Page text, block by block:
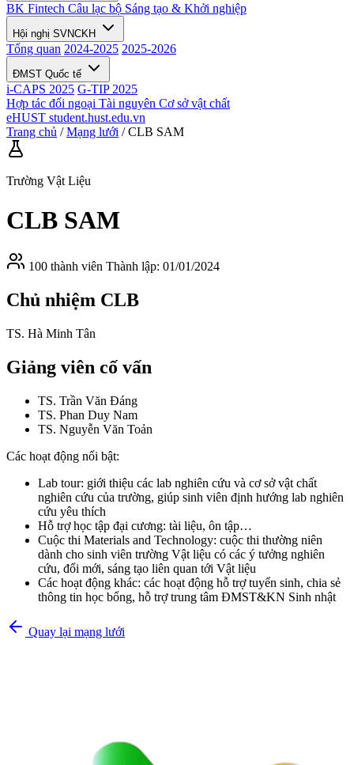
BK Fintech Câu lạc bộ Sáng tạo & Khởi nghiệp
Hội nghị SVNCKH
Tổng quan 2024-2025 2025-2026
ĐMST Quốc tế
i-CAPS 2025 G-TIP 2025
Hợp tác đối ngoại Tài nguyên Cơ sở vật chất
eHUST student.hust.edu.vn
Trang chủ / Mạng lưới / CLB SAM
Trường Vật Liệu
CLB SAM
100 thành viên Thành lập: 01/01/2024
Chủ nhiệm CLB
TS. Hà Minh Tân
Giảng viên cố vấn
TS. Trần Văn Đáng
TS. Phan Duy Nam
TS. Nguyễn Văn Toản
Các hoạt động nổi bật:
Lab tour: giới thiệu các lab nghiên cứu và cơ sở vật chất
nghiên cứu của trường, giúp sinh viên định hướng lab nghiên
cứu yêu thích
Hỗ trợ học tập đại cương: tài liệu, ôn tập…
Cuộc thi Materials and Technology: cuộc thi thường niên
dành cho sinh viên trường Vật liệu có các ý tưởng nghiên
cứu, đổi mới, sáng tạo liên quan tới Vật liệu
Các hoạt động khác: các hoạt động hỗ trợ tuyển sinh, chia sẻ
thông tin học bổng, hỗ trợ trung tâm ĐMST&KN Sinh nhật
Quay lại mạng lưới